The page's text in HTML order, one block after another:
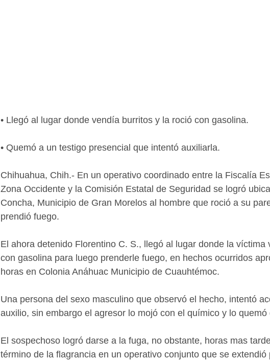
• Llegó al lugar donde vendía burritos y la roció con gasolina.
• Quemó a un testigo presencial que intentó auxiliarla.
Chihuahua, Chih.- En un operativo coordinado entre la Fiscalía
Zona Occidente y la Comisión Estatal de Seguridad se logró
Concha, Municipio de Gran Morelos al hombre que roció a su
prendió fuego.
El ahora detenido Florentino C. S., llegó al lugar donde la víctima
con gasolina para luego prenderle fuego, en hechos ocurridos
horas en Colonia Anáhuac Municipio de Cuauhtémoc.
Una persona del sexo masculino que observó el hecho, intentó
auxilio, sin embargo el agresor lo mojó con el químico y lo quemó
El sospechoso logró darse a la fuga, no obstante, horas mas
término de la flagrancia en un operativo conjunto que se extendió